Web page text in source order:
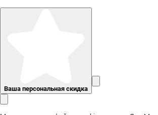
Ваша персональная скидка